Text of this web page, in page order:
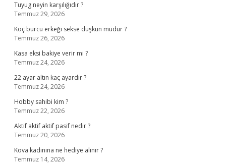
Tuyug neyin karşılığıdır ?
Temmuz 29, 2026
Koç burcu erkeği sekse düşkün müdür ?
Temmuz 26, 2026
Kasa eksi bakiye verir mi ?
Temmuz 24, 2026
22 ayar altın kaç ayardır ?
Temmuz 24, 2026
Hobby sahibi kim ?
Temmuz 22, 2026
Aktif aktif aktif pasif nedir ?
Temmuz 20, 2026
Kova kadınına ne hediye alınır ?
Temmuz 14, 2026